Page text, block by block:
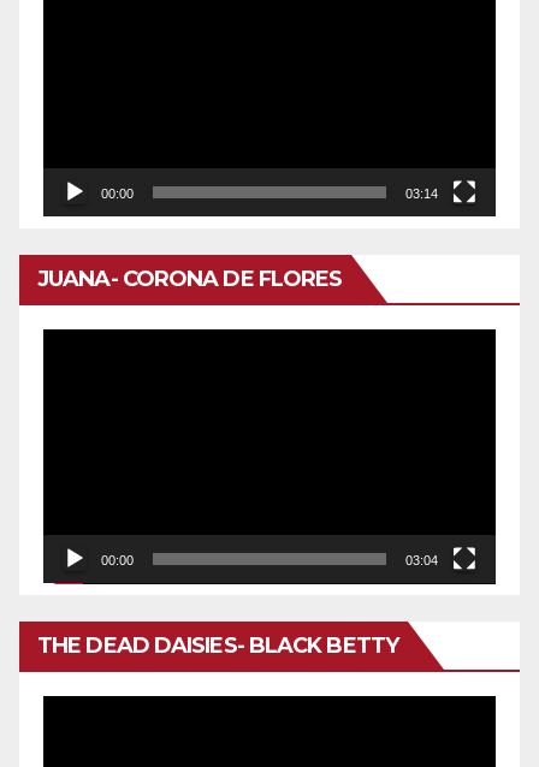
00:00 03:14
JUANA- CORONA DE FLORES
00:00 03:04
THE DEAD DAISIES- BLACK BETTY